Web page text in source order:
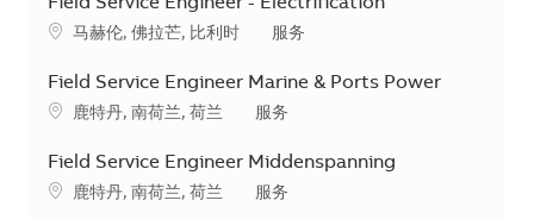
地点马赫伦, 佛拉芒, 比利时 类别
服务
Field Service Engineer Marine & Ports Power
地点鹿特丹, 南荷兰, 荷兰 类别
服务
Field Service Engineer Middenspanning
地点鹿特丹, 南荷兰, 荷兰 类别
服务